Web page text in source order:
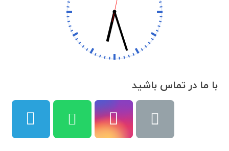
با ما در تماس باشید